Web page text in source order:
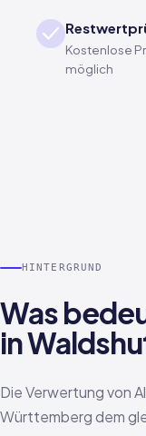
Kostenlose
möglich
HINTERGRUND
Was
in
Die Verwertung von
Württemberg dem